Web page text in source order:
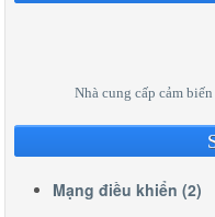
Nhà cung cấp cảm
Mạng điều khiển (2)